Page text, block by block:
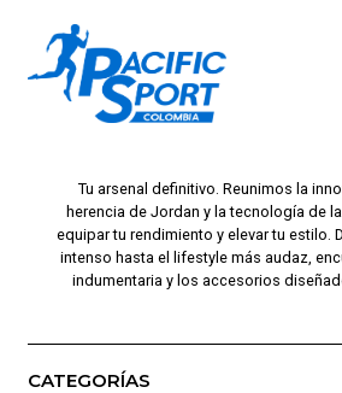
Tu arsenal definitivo. Reunimos la
herencia de Jordan y la tecnología de
equipar tu rendimiento y elevar tu estilo.
intenso hasta el lifestyle más audaz,
indumentaria y los accesorios
CATEGORÍAS